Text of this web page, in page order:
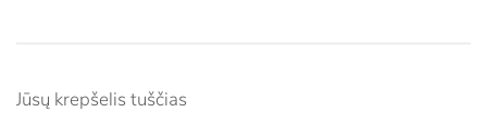
Jūsų krepšelis tuščias